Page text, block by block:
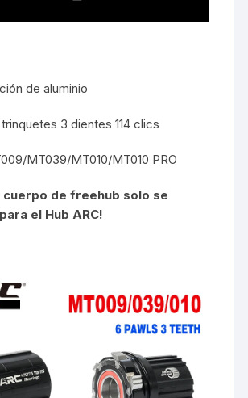
de aluminio
3 dientes 114 clics
MT039/MT010/MT010 PRO
cuerpo de freehub solo se
el Hub ARC!